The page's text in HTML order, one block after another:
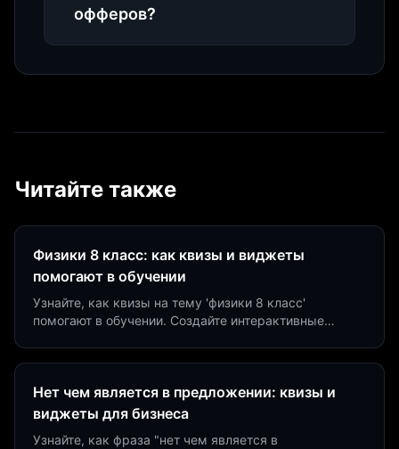
офферов?
Читайте также
Физики 8 класс: как квизы и виджеты
помогают в обучении
Узнайте, как квизы на тему 'физики 8 класс'
помогают в обучении. Создайте интерактивные
Нет чем является в предложении: квизы и
виджеты для бизнеса
Узнайте, как фраза "нет чем является в